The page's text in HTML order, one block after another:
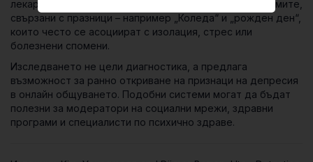
лекарства. Любопитна зависимост се появява при думите,
свързани с празници – например „Коледа“ и „рожден ден“,
които често се асоциират с изолация, стрес или
болезнени спомени.
Изследването не цели диагностика, а предлага
възможност за ранно откриване на признаци на депресия
в онлайн общуването. Подобни системи могат да бъдат
полезни за модератори на социални мрежи, здравни
програми и специалисти по психично здраве.